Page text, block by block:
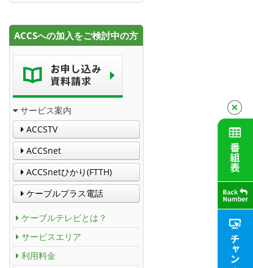
ACCSへの加入をご検討中の方
サービス案内
ACCSTV
ACCSnet
ACCSnetひかり(FTTH)
ケーブルプラス電話
ケーブルテレビとは？
サービスエリア
利用料金